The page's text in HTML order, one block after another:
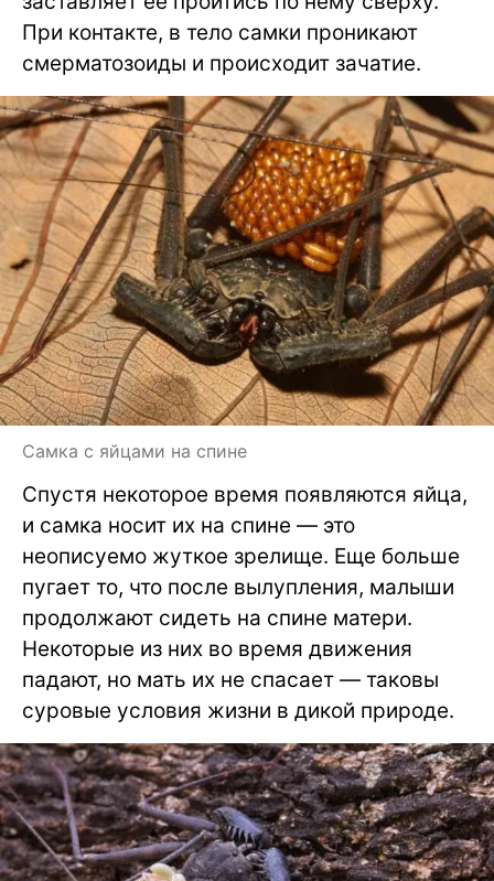
При контакте, в тело самки проникают
смерматозоиды и происходит зачатие.
Самка с яйцами на спине
Спустя некоторое время появляются яйца,
и самка носит их на спине — это
неописуемо жуткое зрелище. Еще больше
пугает то, что после вылупления, малыши
продолжают сидеть на спине матери.
Некоторые из них во время движения
падают, но мать их не спасает — таковы
суровые условия жизни в дикой природе.